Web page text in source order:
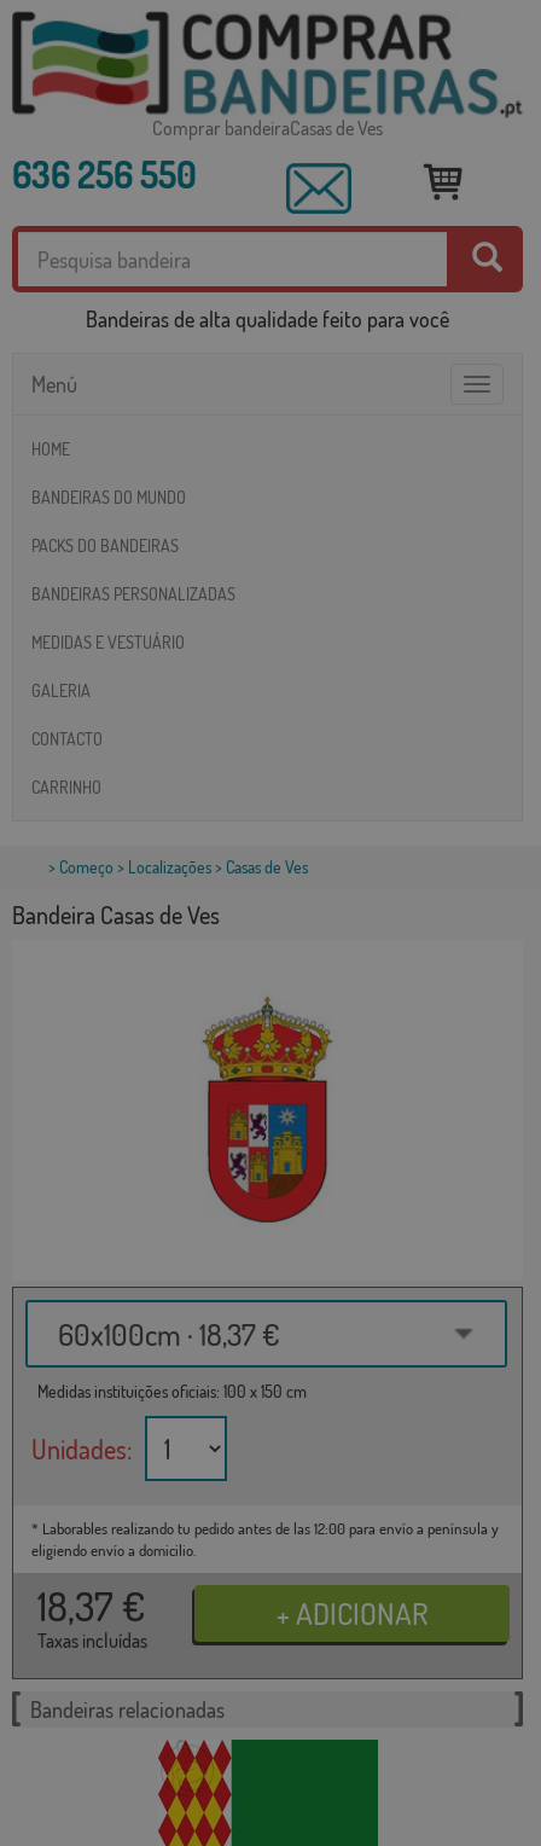
Comprar bandeiraCasas de Ves
636 256 550
Bandeiras de alta qualidade feito para você
Toggle
Menú
HOME
BANDEIRAS DO MUNDO
PACKS DO BANDEIRAS
BANDEIRAS PERSONALIZADAS
MEDIDAS E VESTUÁRIO
GALERIA
CONTACTO
CARRINHO
> Começo > Localizações> Casas de Ves
Bandeira Casas de Ves
60x100cm · 18,37 €
Medidas instituições oficiais: 100 x 150 cm
Unidades:
* Laborables realizando tu pedido antes de las 12:00 para envío a península y
eligiendo envío a domicilio.
18,37 €
Taxas incluídas
Bandeiras relacionadas